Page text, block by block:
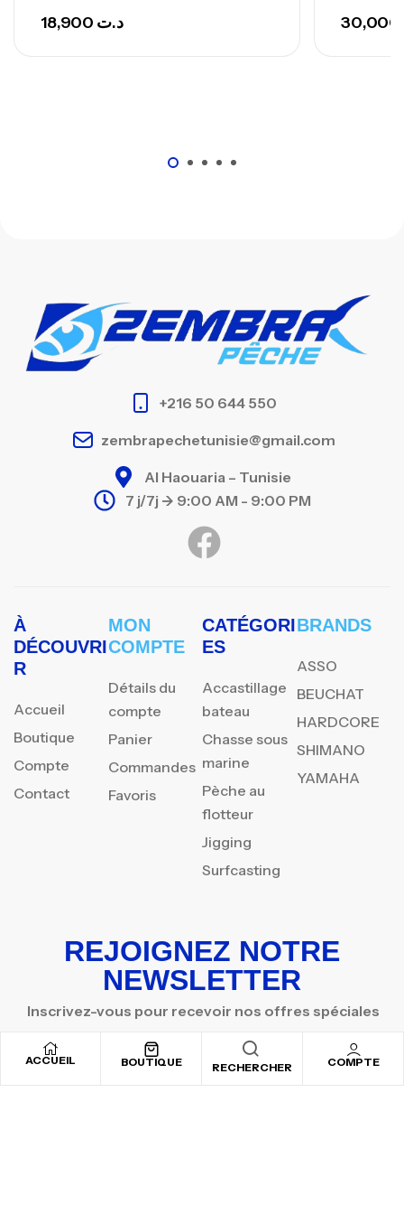
د.ت
ACCUEIL BOUTIQUE RECHERCHER COMPTE
+216 50 644 550
zembrapechetunisie@gmail.com
Al Haouaria – Tunisie
7 j/7j -> 9:00 AM - 9:00 PM
À
DÉCOUVRI
R
Accueil
Boutique
Compte
Contact
MON
COMPTE
Détails du
compte
Panier
Commandes
Favoris
CATÉGORI
ES
Accastillage
bateau
Chasse sous
marine
Pèche au
flotteur
Jigging
Surfcasting
BRANDS
ASSO
BEUCHAT
HARDCORE
SHIMANO
YAMAHA
REJOIGNEZ NOTRE
NEWSLETTER
Inscrivez-vous pour recevoir nos offres spéciales